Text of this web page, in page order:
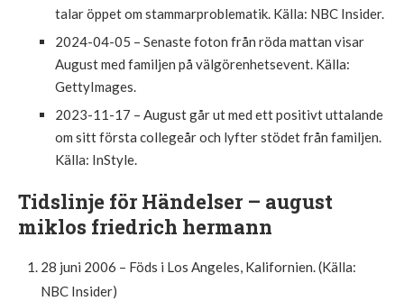
talar öppet om stammarproblematik. Källa: NBC Insider.
2024-04-05 – Senaste foton från röda mattan visar
August med familjen på välgörenhetsevent. Källa:
GettyImages.
2023-11-17 – August går ut med ett positivt uttalande
om sitt första collegeår och lyfter stödet från familjen.
Källa: InStyle.
Tidslinje för Händelser – august
miklos friedrich hermann
28 juni 2006 – Föds i Los Angeles, Kalifornien. (Källa:
NBC Insider)